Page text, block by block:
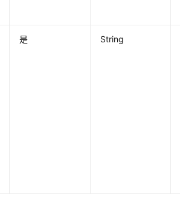
是 String